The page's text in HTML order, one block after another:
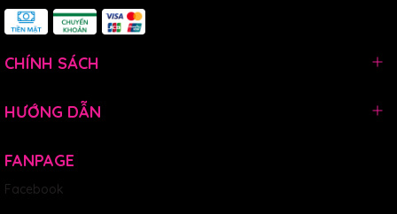
CHÍNH SÁCH
HƯỚNG DẪN
FANPAGE
Facebook